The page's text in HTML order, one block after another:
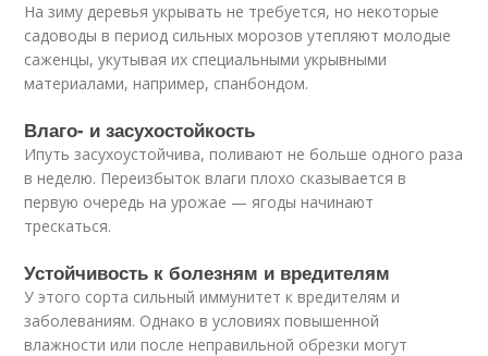
На зиму деревья укрывать не требуется, но некоторые
садоводы в период сильных морозов утепляют молодые
саженцы, укутывая их специальными укрывными
материалами, например, спанбондом.
Влаго- и засухостойкость
Ипуть засухоустойчива, поливают не больше одного раза
в неделю. Переизбыток влаги плохо сказывается в
первую очередь на урожае — ягоды начинают
трескаться.
Устойчивость к болезням и вредителям
У этого сорта сильный иммунитет к вредителям и
заболеваниям. Однако в условиях повышенной
влажности или после неправильной обрезки могут